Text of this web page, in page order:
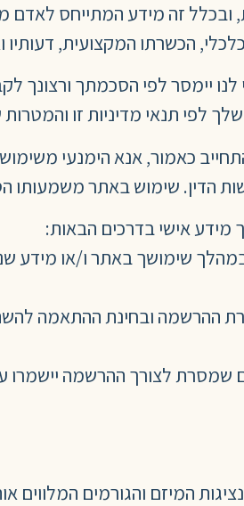
זה מידע המתייחס לאדם
הכשרתו המקצועית, דעותיו
יימסר לפי הסכמתך ורצונך
לפי תנאי מדיניות זו
כאמור, אנא הימנעי
הדין. שימוש באתר משמעותו
מידע אישי בדרכים הבאות:
שימושך באתר ו/או מידע
ההרשמה ובחינת ההתאמה
לצורך ההרשמה יישמרו
המיזם והגורמים המלווים